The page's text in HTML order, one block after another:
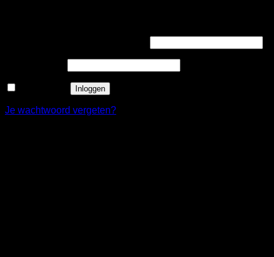
Inloggen
Je wachtwoord vergeten?